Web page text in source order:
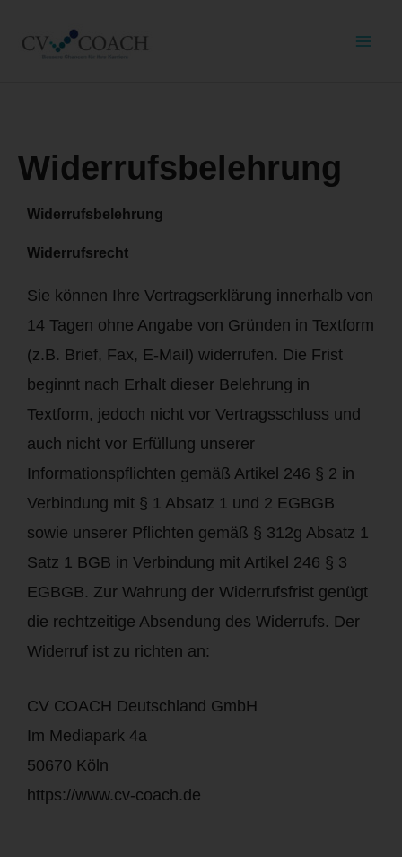
Widerrufsbelehrung
Widerrufsbelehrung
Widerrufsrecht
Sie können Ihre Vertragserklärung innerhalb von
14 Tagen ohne Angabe von Gründen in Textform
(z.B. Brief, Fax, E-Mail) widerrufen. Die Frist
beginnt nach Erhalt dieser Belehrung in
Textform, jedoch nicht vor Vertragsschluss und
auch nicht vor Erfüllung unserer
Informationspflichten gemäß Artikel 246 § 2 in
Verbindung mit § 1 Absatz 1 und 2 EGBGB
sowie unserer Pflichten gemäß § 312g Absatz 1
Satz 1 BGB in Verbindung mit Artikel 246 § 3
EGBGB. Zur Wahrung der Widerrufsfrist genügt
die rechtzeitige Absendung des Widerrufs. Der
Widerruf ist zu richten an:
CV COACH Deutschland GmbH
Im Mediapark 4a
50670 Köln
https://www.cv-coach.de